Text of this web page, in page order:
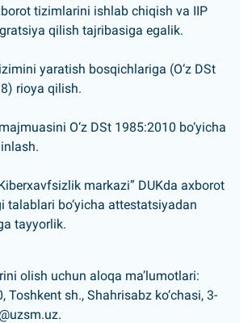
tizimlarini ishlab chiqish va IIP
qilish tajribasiga egalik.
yaratish bosqichlariga (O‘z DSt
rioya qilish.
O‘z DSt 1985:2010 bo‘yicha
markazi” DUKda axborot
talablari bo‘yicha attestatsiyadan
tayyorlik.
olish uchun aloqa maʼlumotlari:
Toshkent sh., Shahrisabz ko‘chasi, 3-
.